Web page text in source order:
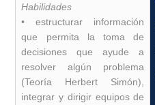
Habilidades
• estructurar información
que permita la toma de
decisiones que ayude a
resolver algún problema
(Teoría Herbert Simón),
integrar y dirigir equipos de